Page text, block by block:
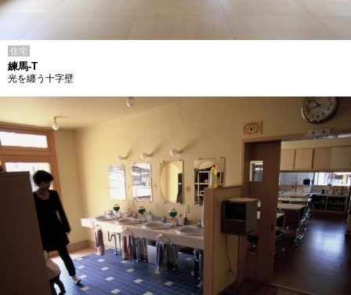
住宅
練馬-T
光を纏う十字壁